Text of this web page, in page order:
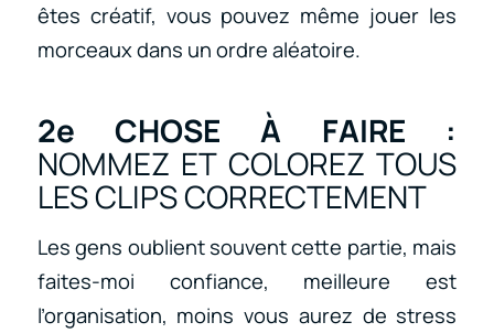
êtes créatif, vous pouvez même jouer les
morceaux dans un ordre aléatoire.
2e CHOSE À FAIRE :
NOMMEZ ET COLOREZ TOUS
LES CLIPS CORRECTEMENT
Les gens oublient souvent cette partie, mais
faites-moi confiance, meilleure est
l’organisation, moins vous aurez de stress